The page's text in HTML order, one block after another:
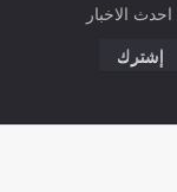
الاخبار